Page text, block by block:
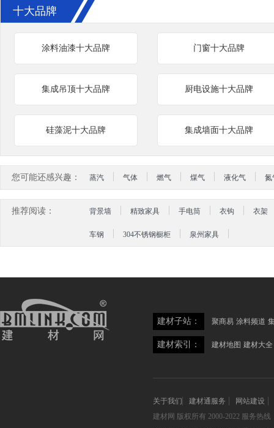
十大品牌
涂料油漆十大品牌 门窗十大品牌
集成吊顶十大品牌 厨电设施十大品牌
硅藻泥十大品牌 集成墙面十大品牌
您可能还感兴趣： 蒸汽 气体 燃气 煤气 液化气 氮
推荐阅读： 背景墙 精致家具 手电筒 衣钩 衣架
车钢 304不锈钢橱柜 泉州家具
建材子站： 聚商易 涂料频道
建材索引： 建材地图 建材大全
关于我们 建材通服务
网站建设
建材网 版权所有 2000-2022 服务热线